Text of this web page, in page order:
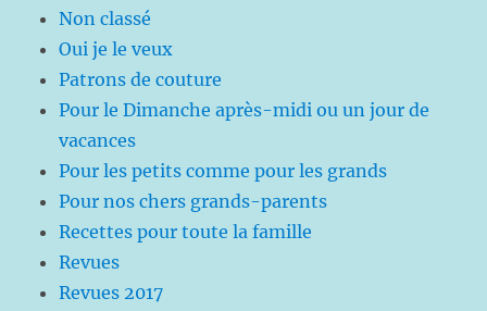
Non classé
Oui je le veux
Patrons de couture
Pour le Dimanche après-midi ou un jour de
vacances
Pour les petits comme pour les grands
Pour nos chers grands-parents
Recettes pour toute la famille
Revues
Revues 2017